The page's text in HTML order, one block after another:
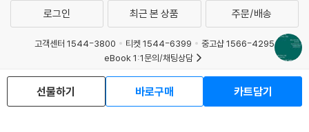
선물하기 바로구매 카트담기
로그인 최근 본 상품 주문/배송
고객센터 1544-3800 티켓 1544-6399
중고샵 1566-4295
eBook 1:1문의/채팅상담
예스이십사(주) 사업자 정보
이용약관
개인정보처리방침
청소년보호정책